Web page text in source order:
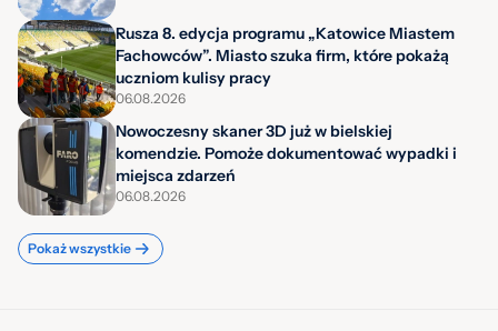
Rusza 8. edycja programu „Katowice Miastem
Fachowców”. Miasto szuka firm, które pokażą
uczniom kulisy pracy
06.08.2026
Nowoczesny skaner 3D już w bielskiej
komendzie. Pomoże dokumentować wypadki i
miejsca zdarzeń
06.08.2026
Pokaż wszystkie